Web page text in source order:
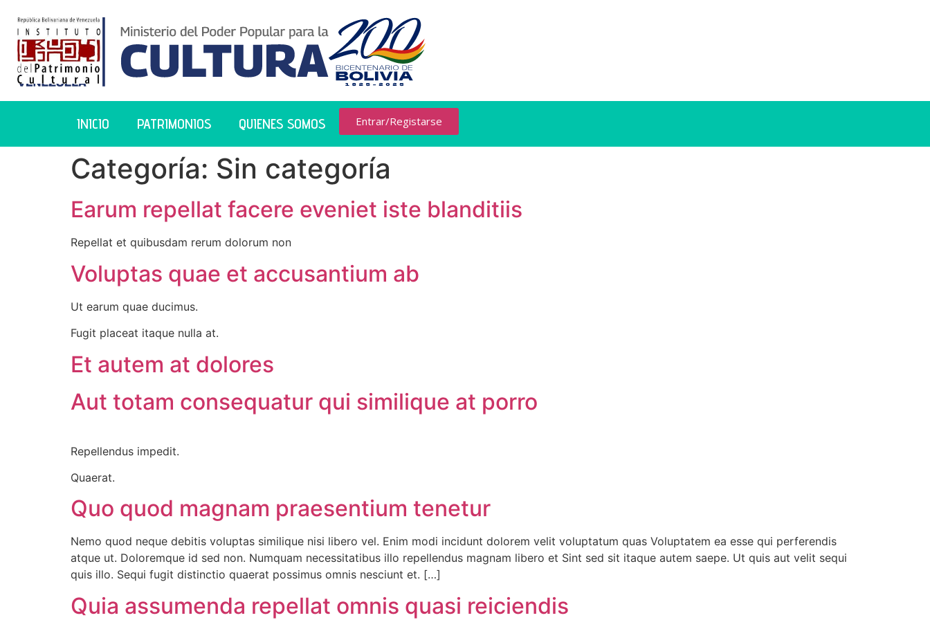
INICIO PATRIMONIOS QUIENES SOMOS Entrar/Registarse
Categoría: Sin categoría
Earum repellat facere eveniet iste blanditiis
Repellat et quibusdam rerum dolorum non
Voluptas quae et accusantium ab
Ut earum quae ducimus.
Fugit placeat itaque nulla at.
Et autem at dolores
Aut totam consequatur qui similique at porro
Repellendus impedit.
Quaerat.
Quo quod magnam praesentium tenetur
Nemo quod neque debitis voluptas similique nisi libero vel. Enim modi incidunt dolorem velit voluptatum quas Voluptatem ea esse qui perferendis
atque ut. Doloremque id sed non. Numquam necessitatibus illo repellendus magnam libero et Sint sed sit itaque autem saepe. Ut quis aut velit sequi
quis illo. Sequi fugit distinctio quaerat possimus omnis nesciunt et. […]
Quia assumenda repellat omnis quasi reiciendis